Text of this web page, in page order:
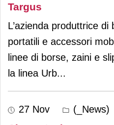
Targus
L’azienda produttrice
portatili e accessori
linee di borse, zaini e
la linea Urb...
27 Nov (_News)